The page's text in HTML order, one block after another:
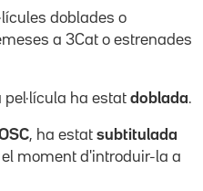
doblades o
a 3Cat o estrenades
ha estat doblada.
, ha estat subtitulada
moment d'introduir-la a